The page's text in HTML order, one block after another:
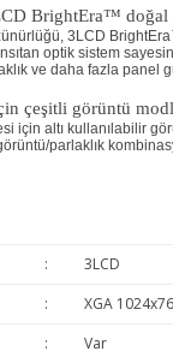
BrightEra™ doğal
3LCD
optik sistem
ve daha fazla panel
çeşitli görüntü
için altı kullanılabilir
parlaklık
:
3LCD
:
XGA
:
Var